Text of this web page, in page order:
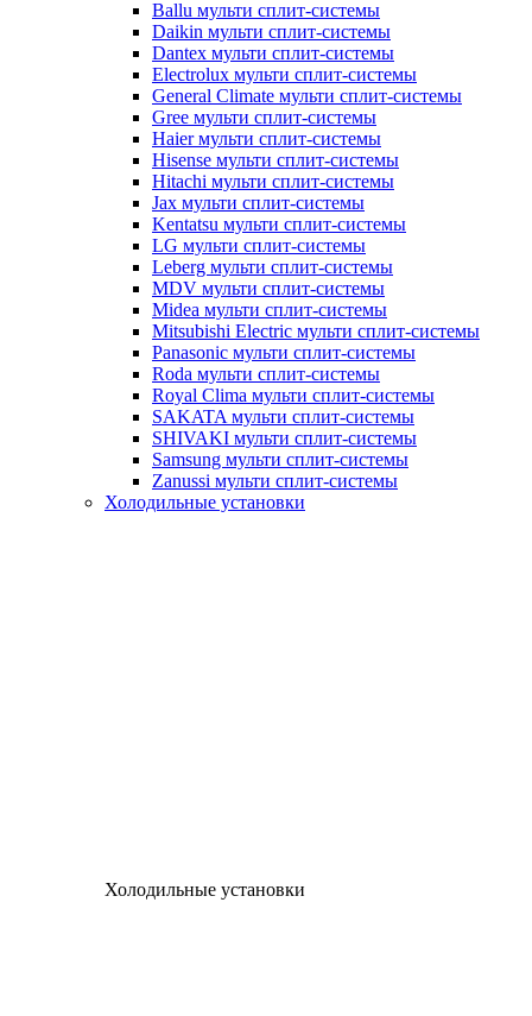
Ballu мульти сплит-системы
Daikin мульти сплит-системы
Dantex мульти сплит-системы
Electrolux мульти сплит-системы
General Climate мульти сплит-системы
Gree мульти сплит-системы
Haier мульти сплит-системы
Hisense мульти сплит-системы
Hitachi мульти сплит-системы
Jax мульти сплит-системы
Kentatsu мульти сплит-системы
LG мульти сплит-системы
Leberg мульти сплит-системы
MDV мульти сплит-системы
Midea мульти сплит-системы
Mitsubishi Electric мульти сплит-системы
Panasonic мульти сплит-системы
Roda мульти сплит-системы
Royal Clima мульти сплит-системы
SAKATA мульти сплит-системы
SHIVAKI мульти сплит-системы
Samsung мульти сплит-системы
Zanussi мульти сплит-системы
Холодильные установки
Холодильные установки